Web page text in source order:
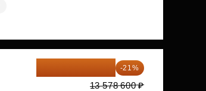
-21%
13 578 600 ₽